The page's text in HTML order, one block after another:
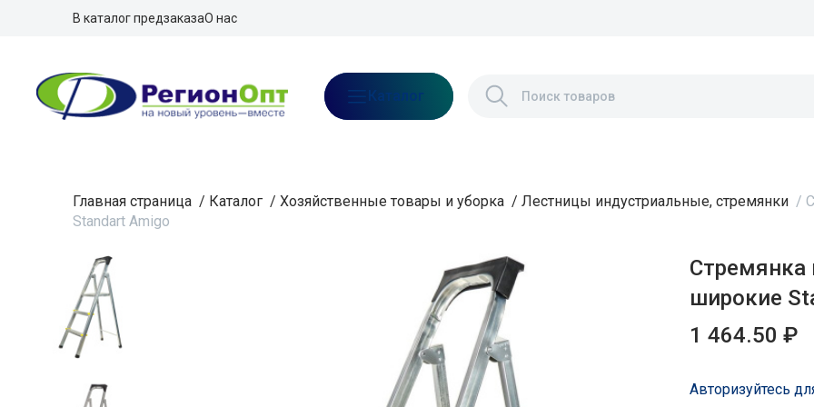
В каталог предзаказаО нас
Каталог
Главная страница / Каталог / Хозяйственные товары и уборка / Лестницы индустриальные, стремянки /
Standart Amigo
Стремянка
широкие
1 464.50 ₽
Авторизуйтесь